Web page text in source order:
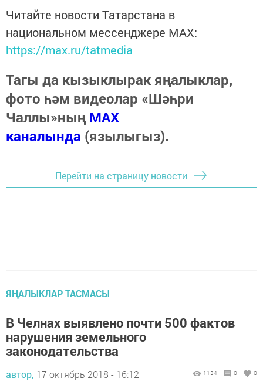
Читайте новости Татарстана в
национальном мессенджере MАХ:
https://max.ru/tatmedia
Тагы да кызыклырак яңалыклар,
фото һәм видеолар «Шәһри
Чаллы»ныңMAX
каналында (язылыгыз).
Перейти на страницу новости
ЯҢАЛЫКЛАР ТАСМАСЫ
В Челнах выявлено почти 500 фактов
нарушения земельного
законодательства
автор, 17 октябрь 2018 - 16:12 1134 0 0